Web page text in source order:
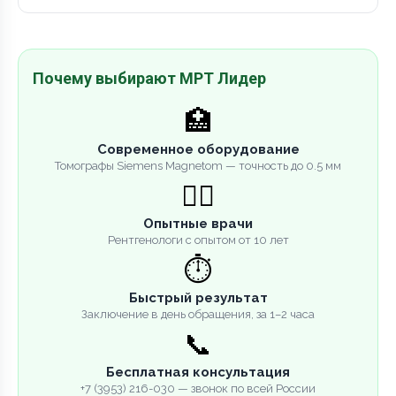
Почему выбирают МРТ Лидер
🏥
Современное оборудование
Томографы Siemens Magnetom — точность до 0.5 мм
👨‍⚕️
Опытные врачи
Рентгенологи с опытом от 10 лет
⏱️
Быстрый результат
Заключение в день обращения, за 1–2 часа
📞
Бесплатная консультация
+7 (3953) 216-030 — звонок по всей России